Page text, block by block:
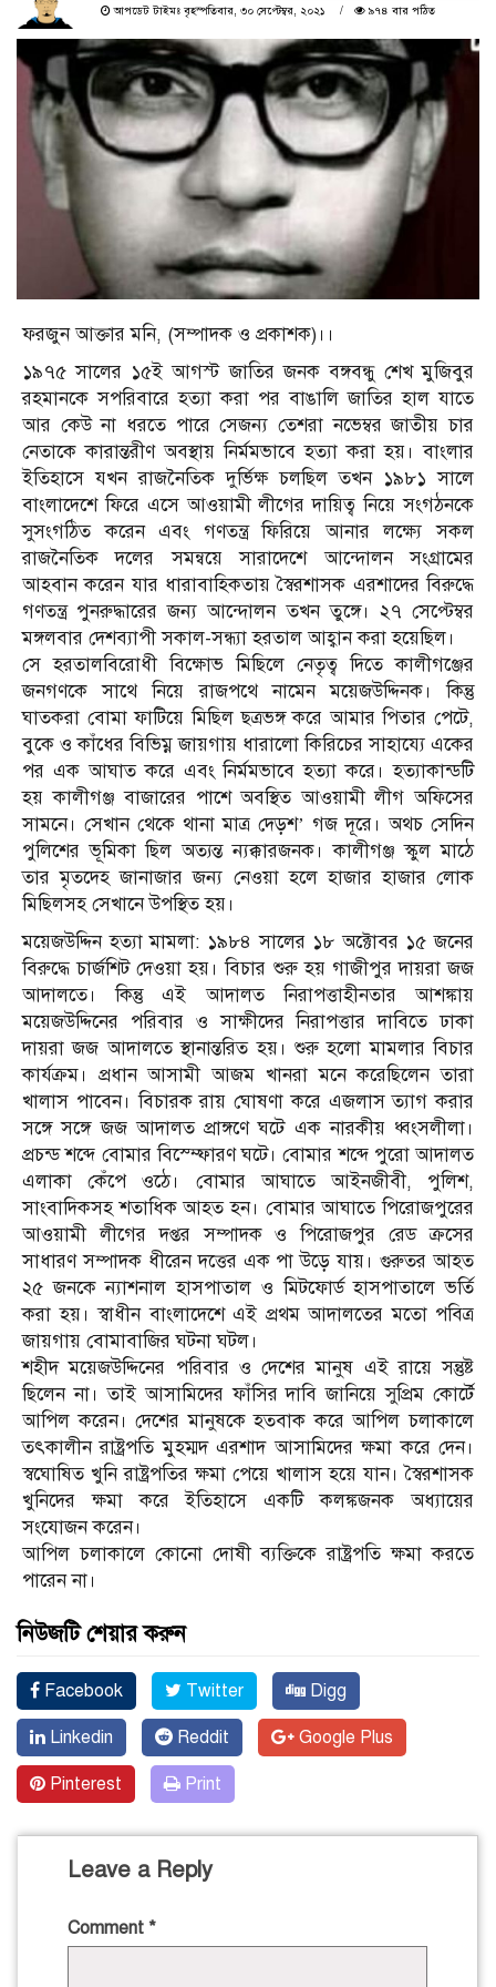
আপডেট টাইমঃ বৃহস্পতিবার, ৩০ সেপ্টেম্বর, ২০২১
৯৭৪ বার পঠিত
ফরজুন আক্তার মনি, (সম্পাদক ও প্রকাশক)।।
১৯৭৫ সালের ১৫ই আগস্ট জাতির জনক বঙ্গবন্ধু শেখ মুজিবুর
রহমানকে সপরিবারে হত্যা করা পর বাঙালি জাতির হাল যাতে
আর কেউ না ধরতে পারে সেজন্য তেশরা নভেম্বর জাতীয় চার
নেতাকে কারান্তরীণ অবস্থায় নির্মমভাবে হত্যা করা হয়। বাংলার
ইতিহাসে যখন রাজনৈতিক দুর্ভিক্ষ চলছিল তখন ১৯৮১ সালে
বাংলাদেশে ফিরে এসে আওয়ামী লীগের দায়িত্ব নিয়ে সংগঠনকে
সুসংগঠিত করেন এবং গণতন্ত্র ফিরিয়ে আনার লক্ষ্যে সকল
রাজনৈতিক দলের সমন্বয়ে সারাদেশে আন্দোলন সংগ্রামের
আহবান করেন যার ধারাবাহিকতায় স্বৈরশাসক এরশাদের বিরুদ্ধে
গণতন্ত্র পুনরুদ্ধারের জন্য আন্দোলন তখন তুঙ্গে। ২৭ সেপ্টেম্বর
মঙ্গলবার দেশব্যাপী সকাল-সন্ধ্যা হরতাল আহ্বান করা হয়েছিল।
সে হরতালবিরোধী বিক্ষোভ মিছিলে নেতৃত্ব দিতে কালীগঞ্জের
জনগণকে সাথে নিয়ে রাজপথে নামেন ময়েজউদ্দিনক। কিন্তু
ঘাতকরা বোমা ফাটিয়ে মিছিল ছত্রভঙ্গ করে আমার পিতার পেটে,
বুকে ও কাঁধের বিভিম্ন জায়গায় ধারালো কিরিচের সাহায্যে একের
পর এক আঘাত করে এবং নির্মমভাবে হত্যা করে। হত্যাকান্ডটি
হয় কালীগঞ্জ বাজারের পাশে অবস্থিত আওয়ামী লীগ অফিসের
সামনে। সেখান থেকে থানা মাত্র দেড়শ’ গজ দূরে। অথচ সেদিন
পুলিশের ভূমিকা ছিল অত্যন্ত ন্যক্কারজনক। কালীগঞ্জ স্কুল মাঠে
তার মৃতদেহ জানাজার জন্য নেওয়া হলে হাজার হাজার লোক
মিছিলসহ সেখানে উপস্থিত হয়।
ময়েজউদ্দিন হত্যা মামলা: ১৯৮৪ সালের ১৮ অক্টোবর ১৫ জনের
বিরুদ্ধে চার্জশিট দেওয়া হয়। বিচার শুরু হয় গাজীপুর দায়রা জজ
আদালতে। কিন্তু এই আদালত নিরাপত্তাহীনতার আশঙ্কায়
ময়েজউদ্দিনের পরিবার ও সাক্ষীদের নিরাপত্তার দাবিতে ঢাকা
দায়রা জজ আদালতে স্থানান্তরিত হয়। শুরু হলো মামলার বিচার
কার্যক্রম। প্রধান আসামী আজম খানরা মনে করেছিলেন তারা
খালাস পাবেন। বিচারক রায় ঘোষণা করে এজলাস ত্যাগ করার
সঙ্গে সঙ্গে জজ আদালত প্রাঙ্গণে ঘটে এক নারকীয় ধ্বংসলীলা।
প্রচন্ড শব্দে বোমার বিস্ম্ফোরণ ঘটে। বোমার শব্দে পুরো আদালত
এলাকা কেঁপে ওঠে। বোমার আঘাতে আইনজীবী, পুলিশ,
সাংবাদিকসহ শতাধিক আহত হন। বোমার আঘাতে পিরোজপুরের
আওয়ামী লীগের দপ্তর সম্পাদক ও পিরোজপুর রেড ক্রসের
সাধারণ সম্পাদক ধীরেন দত্তের এক পা উড়ে যায়। গুরুতর আহত
২৫ জনকে ন্যাশনাল হাসপাতাল ও মিটফোর্ড হাসপাতালে ভর্তি
করা হয়। স্বাধীন বাংলাদেশে এই প্রথম আদালতের মতো পবিত্র
জায়গায় বোমাবাজির ঘটনা ঘটল।
শহীদ ময়েজউদ্দিনের পরিবার ও দেশের মানুষ এই রায়ে সন্তুষ্ট
ছিলেন না। তাই আসামিদের ফাঁসির দাবি জানিয়ে সুপ্রিম কোর্টে
আপিল করেন। দেশের মানুষকে হতবাক করে আপিল চলাকালে
তৎকালীন রাষ্ট্রপতি মুহম্মদ এরশাদ আসামিদের ক্ষমা করে দেন।
স্বঘোষিত খুনি রাষ্ট্রপতির ক্ষমা পেয়ে খালাস হয়ে যান। স্বৈরশাসক
খুনিদের ক্ষমা করে ইতিহাসে একটি কলঙ্কজনক অধ্যায়ের
সংযোজন করেন।
আপিল চলাকালে কোনো দোষী ব্যক্তিকে রাষ্ট্রপতি ক্ষমা করতে
পারেন না।
নিউজটি শেয়ার করুন
Facebook Twitter Digg
Linkedin Reddit Google Plus
Pinterest Print
Leave a Reply
Comment *